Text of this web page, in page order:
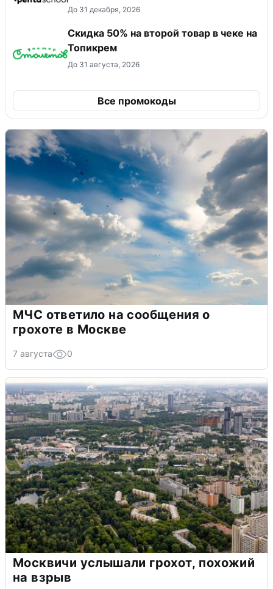
До 31 декабря, 2026
Скидка 50% на второй товар в чеке на
Топикрем
До 31 августа, 2026
Все промокоды
МЧС ответило на сообщения о
грохоте в Москве
7 августа 0
Москвичи услышали грохот, похожий
на взрыв